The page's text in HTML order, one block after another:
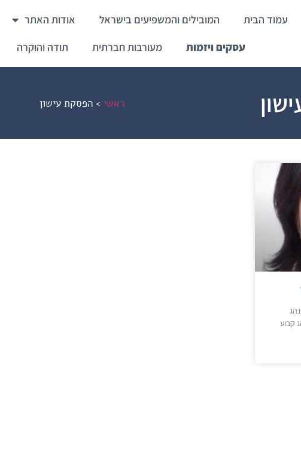
עמוד הבית המובילים והמשפיעים בישראל אודות האתר
עסקים ויזמות
מעורבות חברתית תודה והוקרה
ראשי > הפסקת עישון
קבוע